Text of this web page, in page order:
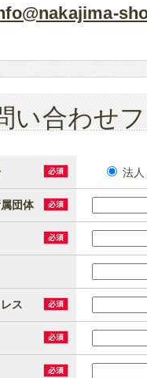
い合わせ
法人
団体
ス